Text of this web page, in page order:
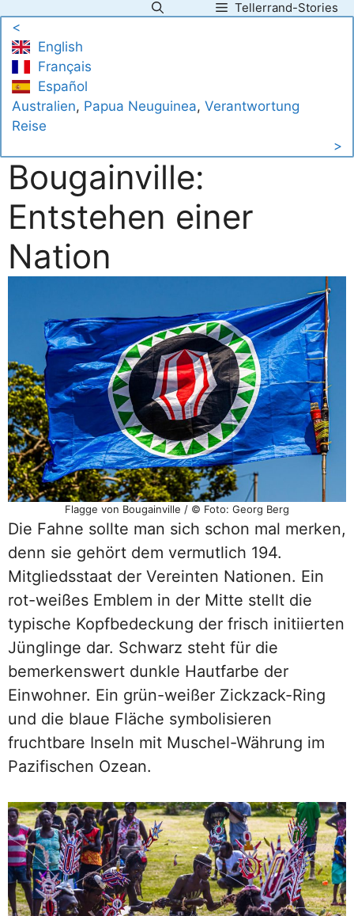
Inhalt
springen
Tellerrand-Stories
<
English
Français
Español
Australien, Papua Neuguinea, Verantwortung
Reise
>
Bougainville:
Entstehen einer
Nation
Flagge von Bougainville / © Foto: Georg Berg
Die Fahne sollte man sich schon mal merken,
denn sie gehört dem vermutlich 194.
Mitgliedsstaat der Vereinten Nationen. Ein
rot-weißes Emblem in der Mitte stellt die
typische Kopfbedeckung der frisch initiierten
Jünglinge dar. Schwarz steht für die
bemerkenswert dunkle Hautfarbe der
Einwohner. Ein grün-weißer Zickzack-Ring
und die blaue Fläche symbolisieren
fruchtbare Inseln mit Muschel-Währung im
Pazifischen Ozean.